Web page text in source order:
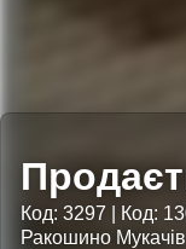
Код: 3297 | Код:
Ракошино